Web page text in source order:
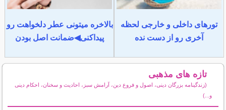
تورهای داخلی و خارجی لحظه
آخری رو از دست نده
بالاخره میتونی عطر دلخواهت رو
پیداکنی◀ضمانت اصل بودن
تازه های مذهبی
(زندگینامه بزرگان دینی، اصول و فروع دین، آرامش سبز، احادیث و سخنان، احکام دینی
و...)